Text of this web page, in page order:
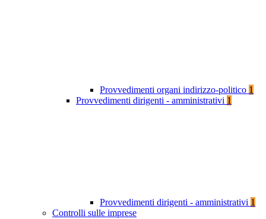
Provvedimenti organi indirizzo-politico 1
Provvedimenti dirigenti - amministrativi 1
Provvedimenti dirigenti - amministrativi 1
Controlli sulle imprese